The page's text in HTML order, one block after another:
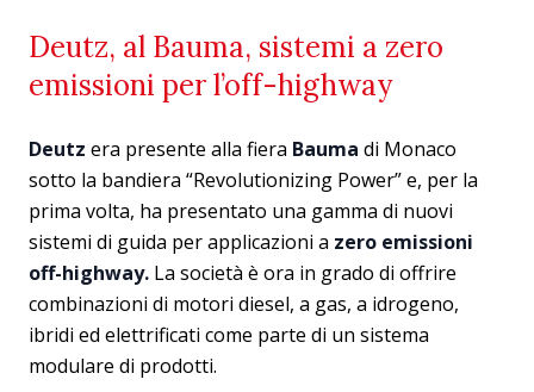
Deutz, al Bauma, sistemi a zero
emissioni per l’off-highway
Deutz era presente alla fiera Bauma di Monaco
sotto la bandiera “Revolutionizing Power” e, per la
prima volta, ha presentato una gamma di nuovi
sistemi di guida per applicazioni a zero emissioni
off-highway. La società è ora in grado di offrire
combinazioni di motori diesel, a gas, a idrogeno,
ibridi ed elettrificati come parte di un sistema
modulare di prodotti.